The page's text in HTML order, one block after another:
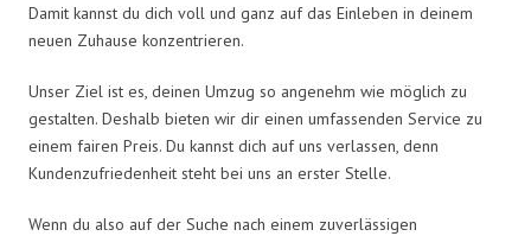
Damit kannst du dich voll und ganz auf das Einleben in deinem
neuen Zuhause konzentrieren.
Unser Ziel ist es, deinen Umzug so angenehm wie möglich zu
gestalten. Deshalb bieten wir dir einen umfassenden Service zu
einem fairen Preis. Du kannst dich auf uns verlassen, denn
Kundenzufriedenheit steht bei uns an erster Stelle.
Wenn du also auf der Suche nach einem zuverlässigen